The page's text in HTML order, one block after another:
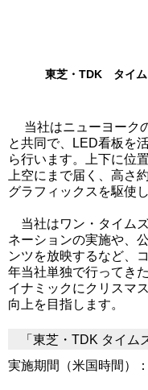
東芝・TDK タイム
当社はニューヨーク
と共同で、LED看板を
ら行います。上下に位
上空にまで届く、高さ
グラフィックスを駆使
当社はワン・タイム
ネーションの実施や、
ンツを放映するなど、
年当社単独で行ってき
イナミックにクリスマ
向上を目指します。
「東芝・TDK タイ
実施期間（米国時間）
上記期間の